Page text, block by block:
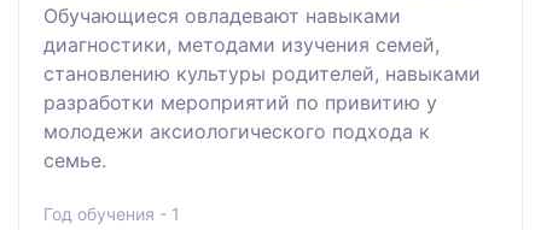
Обучающиеся овладевают навыками
диагностики, методами изучения семей,
становлению культуры родителей, навыками
разработки мероприятий по привитию у
молодежи аксиологического подхода к
семье.
Год обучения - 1